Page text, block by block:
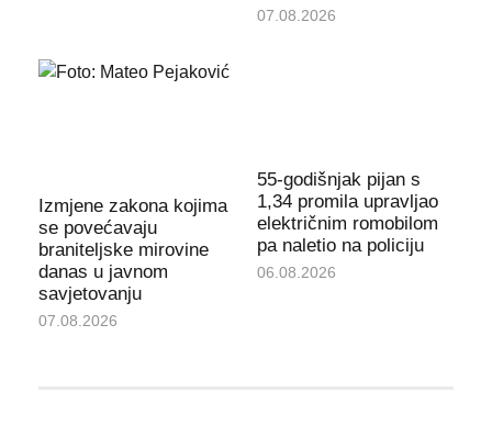
07.08.2026
Izmjene zakona kojima
se povećavaju
braniteljske mirovine
danas u javnom
savjetovanju
07.08.2026
55-godišnjak pijan s
1,34 promila upravljao
električnim romobilom
pa naletio na policiju
06.08.2026